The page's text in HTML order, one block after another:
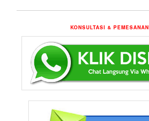
KONSULTASI & PEMESANAN